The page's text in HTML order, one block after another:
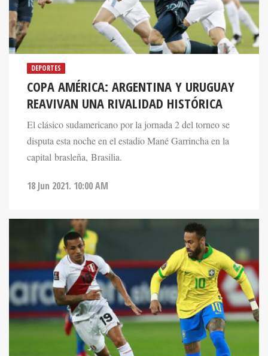
DEPORTES
COPA AMÉRICA: ARGENTINA Y URUGUAY
REAVIVAN UNA RIVALIDAD HISTÓRICA
El clásico sudamericano por la jornada 2 del torneo se
disputa esta noche en el estadio Mané Garrincha en la
capital brasleña, Brasilia.
18 Jun 2021. 10:00 AM